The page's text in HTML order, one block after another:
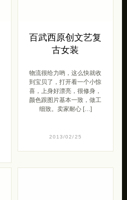
百武西原创文艺复
古女装
物流很给力哟，这么快就收
到宝贝了，打开看一个小惊
喜，上身好漂亮，很修身，
颜色跟图片基本一致，做工
细致。卖家耐心 […]
2013/02/25